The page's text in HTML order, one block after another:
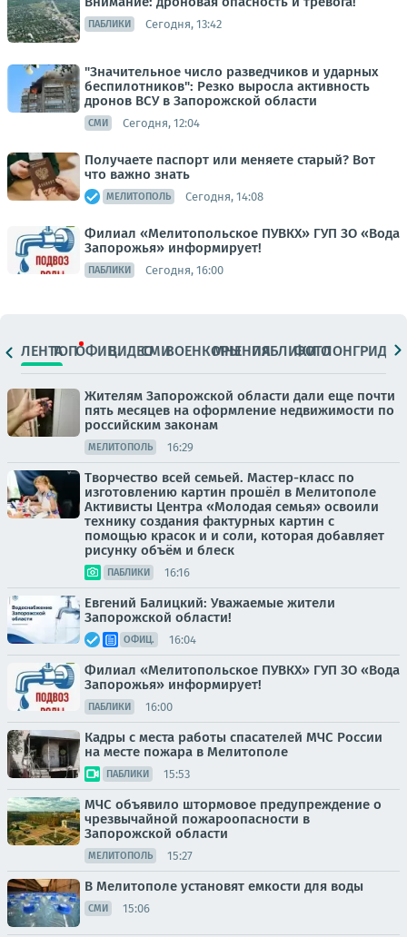
ПАБЛИКИ Сегодня, 13:42
"Значительное число разведчиков и ударных
беспилотников": Резко выросла активность
дронов ВСУ в Запорожской области
СМИ Сегодня, 12:04
Получаете паспорт или меняете старый? Вот
что важно знать
МЕЛИТОПОЛЬ Сегодня, 14:08
Филиал «Мелитопольское ПУВКХ» ГУП ЗО «Вода
Запорожья» информирует!
ПАБЛИКИ Сегодня, 16:00
ЛЕНТАТОПОФИЦ.ВИДЕОСМИВОЕНКОРЫМНЕНИЯПАБЛИКИ
ФОТОЛОНГРИДЫ
Жителям Запорожской области дали еще почти
пять месяцев на оформление недвижимости по
российским законам
МЕЛИТОПОЛЬ 16:29
Творчество всей семьей. Мастер-класс по
изготовлению картин прошёл в Мелитополе
Активисты Центра «Молодая семья» освоили
технику создания фактурных картин с
помощью красок и и соли, которая добавляет
рисунку объём и блеск
ПАБЛИКИ 16:16
Евгений Балицкий: Уважаемые жители
Запорожской области!
ОФИЦ. 16:04
Филиал «Мелитопольское ПУВКХ» ГУП ЗО «Вода
Запорожья» информирует!
ПАБЛИКИ 16:00
Кадры с места работы спасателей МЧС России
на месте пожара в Мелитополе
ПАБЛИКИ 15:53
МЧС объявило штормовое предупреждение о
чрезвычайной пожароопасности в
Запорожской области
МЕЛИТОПОЛЬ 15:27
В Мелитополе установят емкости для воды
СМИ 15:06